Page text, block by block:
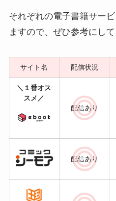
それぞれの電子書籍サー
ますので、ぜひ参考にして
サイト名 配信状況
＼１番オス
スメ／
配信あり
配信あり